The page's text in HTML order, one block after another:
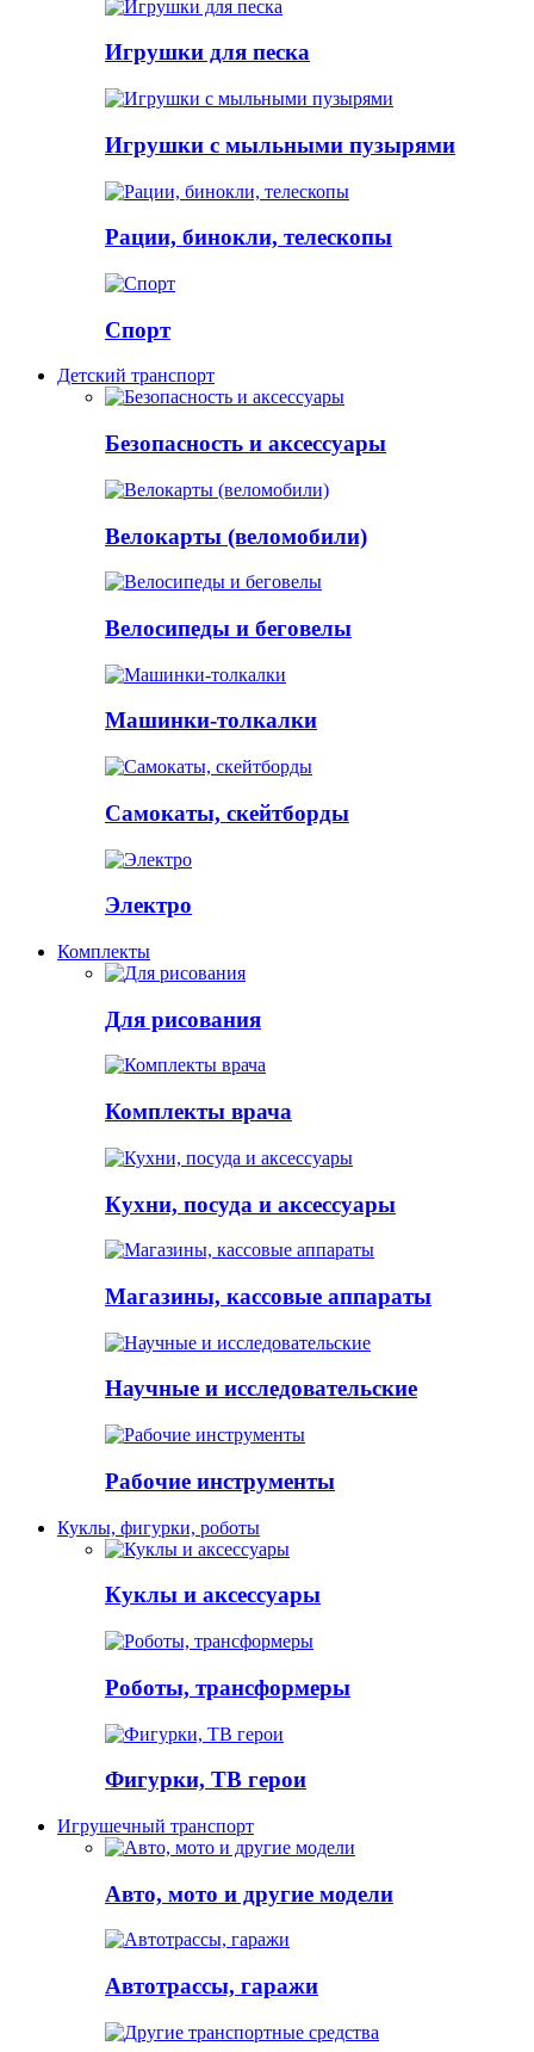
Игрушки для песка
Игрушки с мыльными пузырями
Рации, бинокли, телескопы
Спорт
Детский транспорт
Безопасность и аксессуары
Велокарты (веломобили)
Велосипеды и беговелы
Машинки-толкалки
Самокаты, скейтборды
Электро
Комплекты
Для рисования
Комплекты врача
Кухни, посуда и аксессуары
Магазины, кассовые аппараты
Научные и исследовательские
Рабочие инструменты
Куклы, фигурки, роботы
Куклы и аксессуары
Роботы, трансформеры
Фигурки, ТВ герои
Игрушечный транспорт
Авто, мото и другие модели
Автотрассы, гаражи